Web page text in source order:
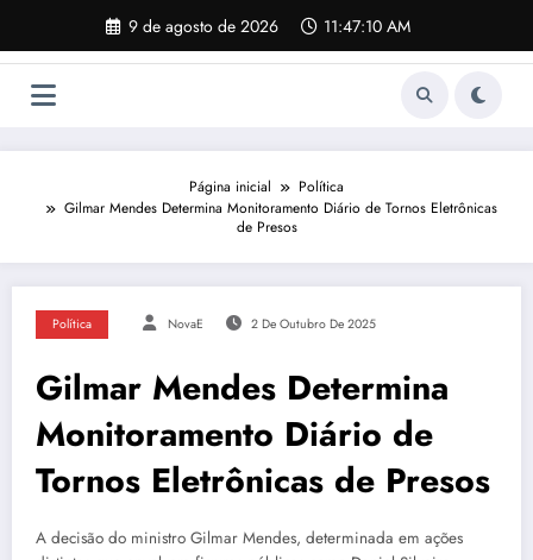
o
9 de agosto de 2026 11:47:11 AM
Página inicial
Política
Gilmar Mendes Determina Monitoramento Diário de Tornos Eletrônicas
de Presos
Política NovaE 2 De Outubro De 2025
Gilmar Mendes Determina
Monitoramento Diário de
Tornos Eletrônicas de Presos
A decisão do ministro Gilmar Mendes, determinada em ações